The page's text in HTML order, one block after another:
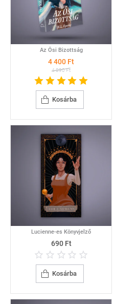
Az Ősi Bizottság
4 400 Ft
4 890 Ft
Kosárba
Lucienne-es Könyvjelző
690 Ft
Kosárba